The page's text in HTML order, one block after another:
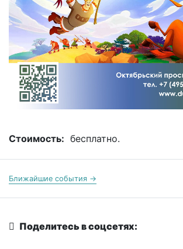
Стоимость: бесплатно.
Ближайшие события →
Поделитесь в соцсетях: